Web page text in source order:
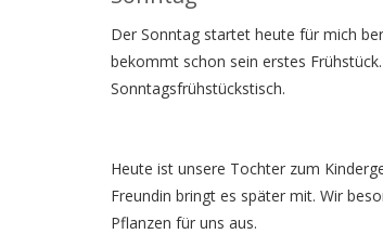
Der Sonntag startet heute für mich
bekommt schon sein erstes
Sonntagsfrühstückstisch.
Heute ist unsere Tochter zum
Freundin bringt es später mit. Wir
Pflanzen für uns aus.